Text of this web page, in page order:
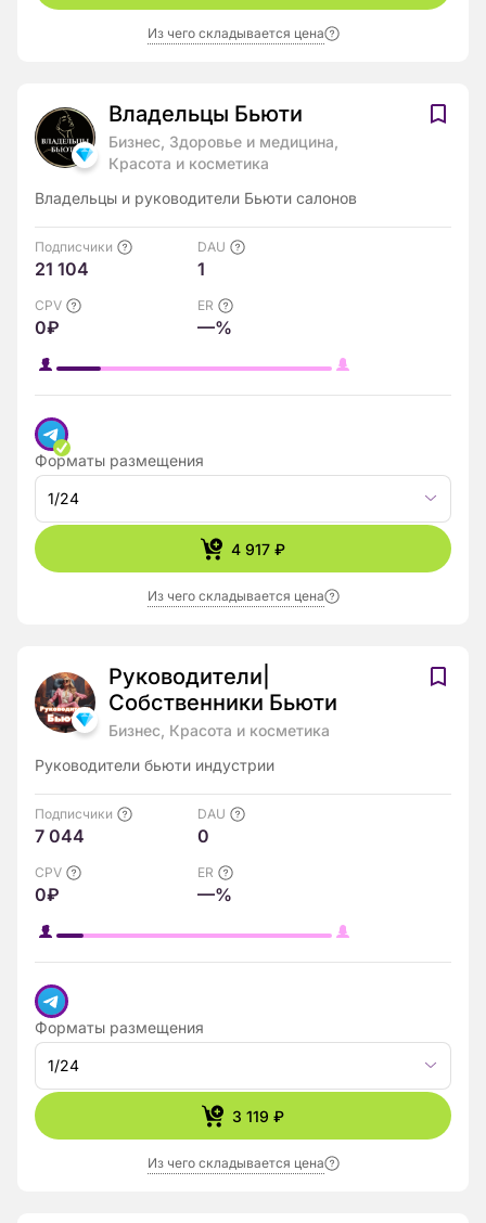
Из чего складывается цена
Владельцы Бьюти
Бизнес, Здоровье и медицина,
Красота и косметика
Владельцы и руководители Бьюти салонов
Подписчики
21 104
DAU
1
CPV
0₽
ER
—%
Форматы размещения
1/24
4 917 ₽
Из чего складывается цена
Руководители|
Собственники Бьюти
Бизнес, Красота и косметика
Руководители бьюти индустрии
Подписчики
7 044
DAU
0
CPV
0₽
ER
—%
Форматы размещения
1/24
3 119 ₽
Из чего складывается цена